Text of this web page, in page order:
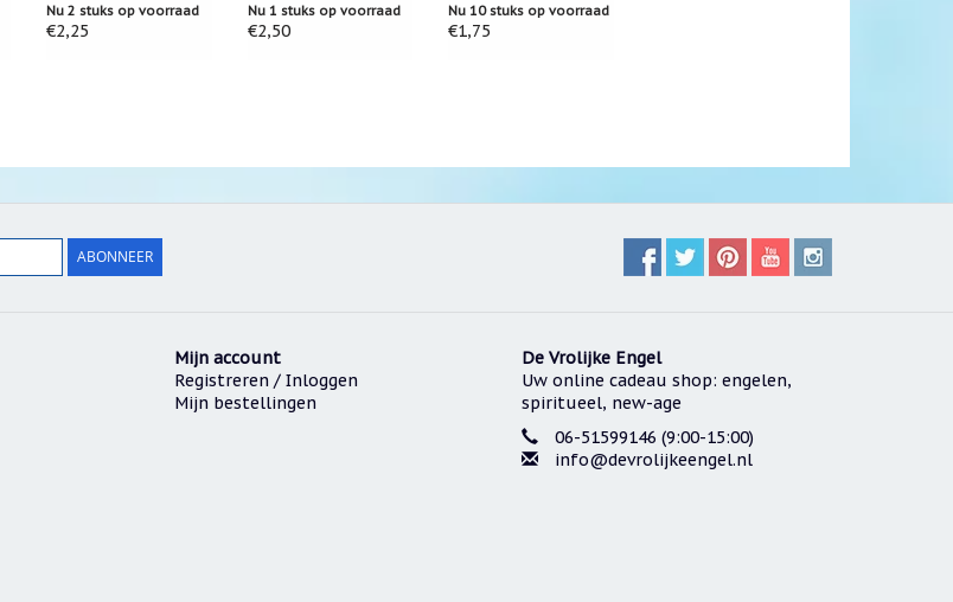
Nu 2 stuks op voorraad
€2,25
Nu 1 stuks op voorraad
€2,50
Nu 10 stuks op voorraad
€1,75
ABONNEER
Mijn account
Registreren / Inloggen
Mijn bestellingen
De Vrolijke Engel
Uw online cadeau shop: engelen,
spiritueel, new-age
06-51599146 (9:00-15:00)
info@devrolijkeengel.nl